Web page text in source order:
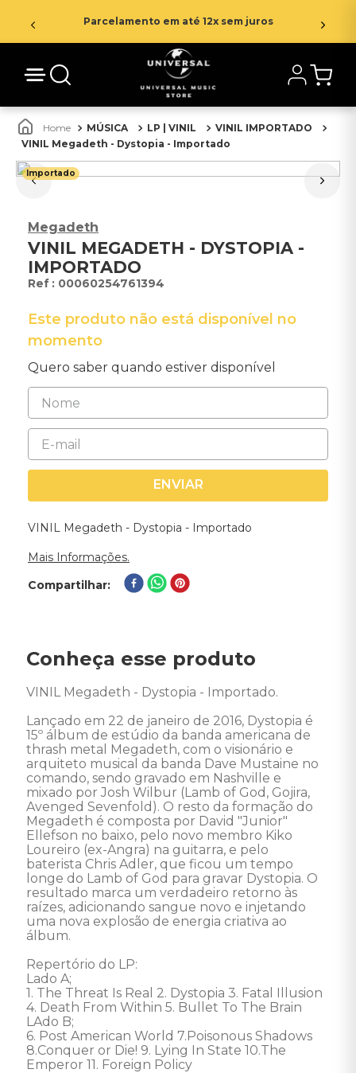
Parcelamento em até 12x sem juros
MÚSICA LP | VINIL
VINIL IMPORTADO
VINIL Megadeth - Dystopia - Importado
Importado
Megadeth
VINIL MEGADETH - DYSTOPIA -
IMPORTADO
: 00060254761394
Este produto não está disponível no
momento
Quero saber quando estiver disponível
ENVIAR
VINIL Megadeth - Dystopia - Importado
Mais Informações.
Compartilhar
Conheça esse produto
VINIL Megadeth - Dystopia - Importado.
Lançado em 22 de janeiro de 2016, Dystopia é
15º álbum de estúdio da banda americana de
thrash metal Megadeth, com o visionário e
arquiteto musical da banda Dave Mustaine no
comando, sendo gravado em Nashville e
mixado por Josh Wilbur (Lamb of God, Gojira,
Avenged Sevenfold). O resto da formação do
Megadeth é composta por David "Junior"
Ellefson no baixo, pelo novo membro Kiko
Loureiro (ex-Angra) na guitarra, e pelo
baterista Chris Adler, que ficou um tempo
longe do Lamb of God para gravar Dystopia. O
resultado marca um verdadeiro retorno às
raízes, adicionando sangue novo e injetando
uma nova explosão de energia criativa ao
álbum.
Repertório do LP:
Lado A;
1. The Threat Is Real 2. Dystopia 3. Fatal Illusion
4. Death From Within 5. Bullet To The Brain
LAdo B;
6. Post American World 7.Poisonous Shadows
8.Conquer or Die! 9. Lying In State 10.The
Emperor 11. Foreign Policy